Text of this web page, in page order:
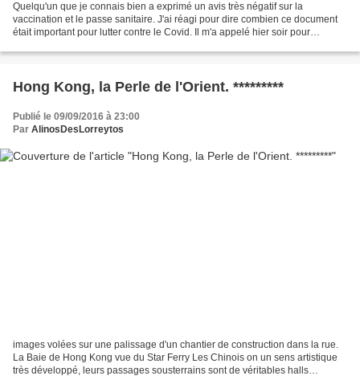
Quelqu'un que je connais bien a exprimé un avis très négatif sur la
vaccination et le passe sanitaire. J'ai réagi pour dire combien ce document
était important pour lutter contre le Covid. Il m'a appelé hier soir pour
Hong Kong, la Perle de l'Orient. *********
Publié le 09/09/2016 à 23:00
Par AlinosDesLorreytos
images volées sur une palissage d'un chantier de construction dans la rue.
La Baie de Hong Kong vue du Star Ferry Les Chinois on un sens artistique
très développé, leurs passages sousterrains sont de véritables halls